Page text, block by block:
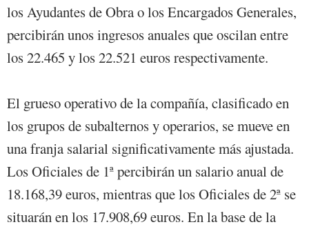
los Ayudantes de Obra o los Encargados Generales,
percibirán unos ingresos anuales que oscilan entre
los 22.465 y los 22.521 euros respectivamente.
El grueso operativo de la compañía, clasificado en
los grupos de subalternos y operarios, se mueve en
una franja salarial significativamente más ajustada.
Los Oficiales de 1ª percibirán un salario anual de
18.168,39 euros, mientras que los Oficiales de 2ª se
situarán en los 17.908,69 euros. En la base de la